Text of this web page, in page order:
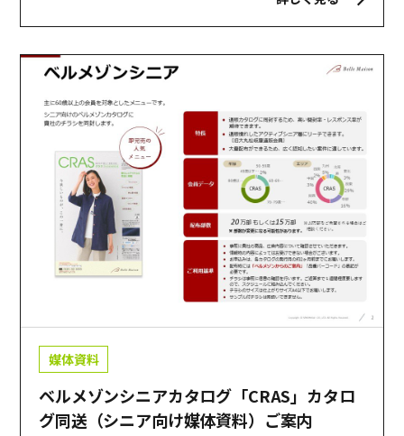
媒体資料
ベルメゾンシニアカタログ「CRAS」カタロ
グ同送（シニア向け媒体資料）ご案内